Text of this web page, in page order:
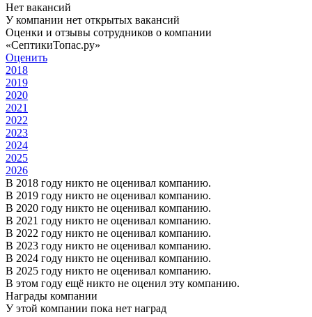
Нет вакансий
У компании нет открытых вакансий
Оценки и отзывы сотрудников о компании
«СептикиТопас.ру»
Оценить
2018
2019
2020
2021
2022
2023
2024
2025
2026
В 2018 году никто не оценивал компанию.
В 2019 году никто не оценивал компанию.
В 2020 году никто не оценивал компанию.
В 2021 году никто не оценивал компанию.
В 2022 году никто не оценивал компанию.
В 2023 году никто не оценивал компанию.
В 2024 году никто не оценивал компанию.
В 2025 году никто не оценивал компанию.
В этом году ещё никто не оценил эту компанию.
Награды компании
У этой компании пока нет наград